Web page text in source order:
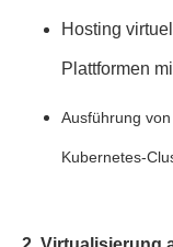
Hosting
Plattformen
Ausführung
Kubernetes-